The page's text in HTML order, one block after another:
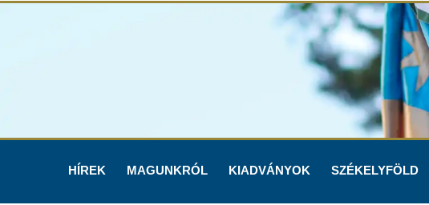
HÍREK MAGUNKRÓL KIADVÁNYOK SZÉKELYFÖLD